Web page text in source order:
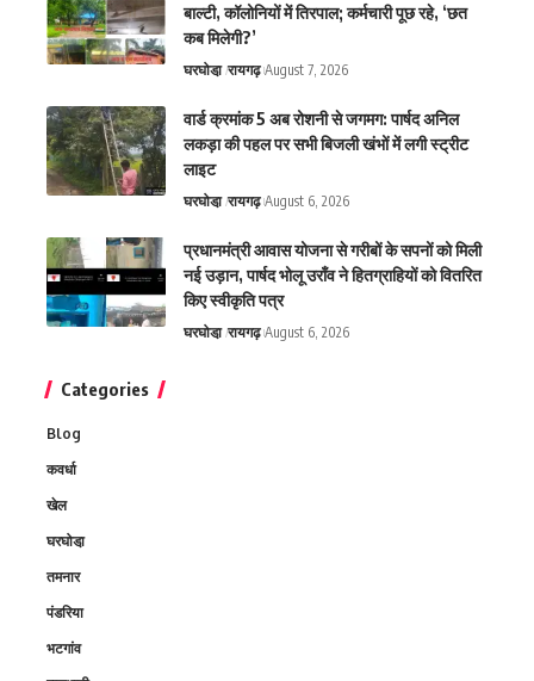
बाल्टी, कॉलोनियों में तिरपाल; कर्मचारी पूछ रहे, ‘छत
कब मिलेगी?’
घरघोडा़ रायगढ़ August 7, 2026
वार्ड क्रमांक 5 अब रोशनी से जगमग: पार्षद अनिल
लकड़ा की पहल पर सभी बिजली खंभों में लगी स्ट्रीट
लाइट
घरघोडा़ रायगढ़ August 6, 2026
प्रधानमंत्री आवास योजना से गरीबों के सपनों को मिली
नई उड़ान, पार्षद भोलू उराँव ने हितग्राहियों को वितरित
किए स्वीकृति पत्र
घरघोडा़ रायगढ़ August 6, 2026
Categories
Blog
कवर्धा
खेल
घरघोडा़
तमनार
पंडरिया
भटगांव